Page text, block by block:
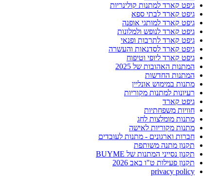
גיפט קארד למתנות קולינריות
גיפט קארד לבתי ספא
גיפט קארד למותגי אופנה
גיפט קארד לנופש ולמלונות
גיפט קארד לתרבות ופנאי
גיפט קארד לסדנאות והעשרה
גיפט קארד ליופי וטיפוח
המתנות האהובות של 2025
המתנות החדשות
מתנות במימוש אונליין
רעיונות למתנות מקוריות
גיפט קארד
חוויות משפחתיות
מתנות מומלצות לחג
מתנות מקוריות לאישה
חברות וארגונים - מתנות לעובדים
תקנון מתנה משותפת
תקנון נסייני המתנות של BUYME
תקנון פעילות ט"ו באב 2026
privacy policy